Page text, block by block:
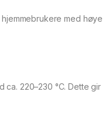
med høye
220–230 °C. Dette gir